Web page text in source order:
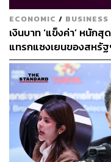
ECONOMIC / BUSINESS
เงินบาท ‘แข็งค่า’ หนัก
แทรกแซงเยนของสห
เปิดเป้าสิ้นปีนี้จ่อแข็งต่